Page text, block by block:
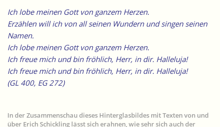
Ich lobe meinen Gott von ganzem Herzen.
Erzählen will ich von all seinen Wundern und singen seinen
Namen.
Ich lobe meinen Gott von ganzem Herzen.
Ich freue mich und bin fröhlich, Herr, in dir. Halleluja!
Ich freue mich und bin fröhlich, Herr, in dir. Halleluja!
(GL 400, EG 272)
In der Zusammenschau dieses Hinterglasbildes mit Texten von und
über Erich Schickling lässt sich erahnen, wie sehr sich auch der